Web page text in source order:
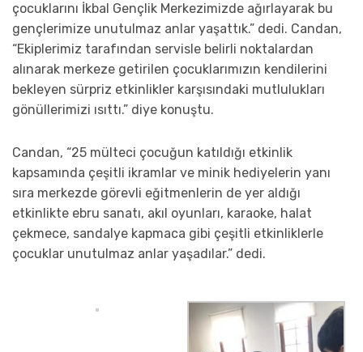
çocuklarını İkbal Gençlik Merkezimizde ağırlayarak bu
gençlerimize unutulmaz anlar yaşattık.” dedi. Candan,
“Ekiplerimiz tarafından servisle belirli noktalardan
alınarak merkeze getirilen çocuklarımızın kendilerini
bekleyen sürpriz etkinlikler karşısındaki mutlulukları
gönüllerimizi ısıttı.” diye konuştu.
Candan, “25 mülteci çocuğun katıldığı etkinlik
kapsamında çeşitli ikramlar ve minik hediyelerin yanı
sıra merkezde görevli eğitmenlerin de yer aldığı
etkinlikte ebru sanatı, akıl oyunları, karaoke, halat
çekmece, sandalye kapmaca gibi çeşitli etkinliklerle
çocuklar unutulmaz anlar yaşadılar.” dedi.